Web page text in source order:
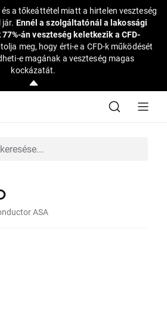
a tőkeáttétel miatt a hirtelen veszteség
Ennél a szolgáltatónál a lakossági
án veszteség keletkezik a CFD-
meg, hogy érti-e a CFD-k működését
e magának a veszteség magas
kockázatát.
ASA